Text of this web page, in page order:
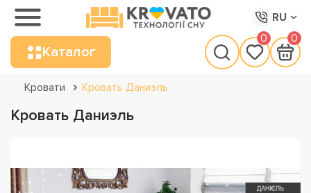
RU
Каталог
0 0
Кровати Кровать Даниэль
Кровать Даниэль